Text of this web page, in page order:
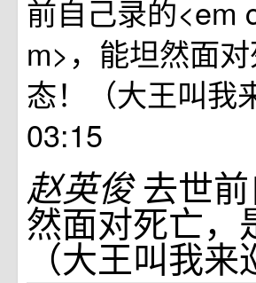
03:15
赵英俊去世
然面对死亡，
（大王叫我来